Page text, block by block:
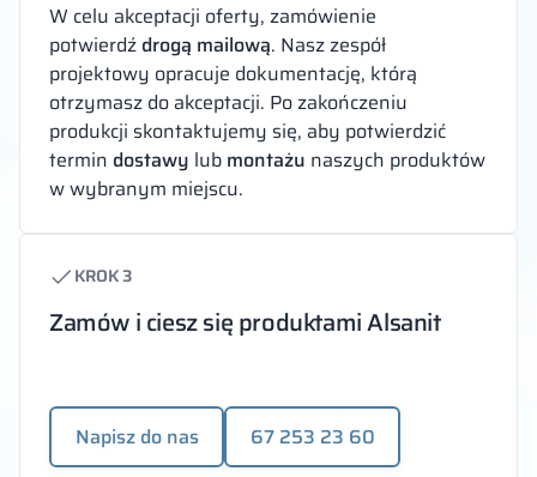
W celu akceptacji oferty, zamówienie
potwierdź drogą mailową. Nasz zespół
projektowy opracuje dokumentację, którą
otrzymasz do akceptacji. Po zakończeniu
produkcji skontaktujemy się, aby potwierdzić
termin dostawy lub montażu naszych produktów
w wybranym miejscu.
KROK 3
Zamów i ciesz się produktami Alsanit
Napisz do nas
67 253 23 60